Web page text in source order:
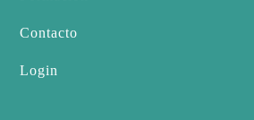
Contacto
Login